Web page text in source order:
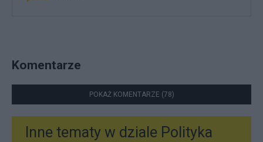
Komentarze
POKAŻ KOMENTARZE (78)
Inne tematy w dziale Polityka